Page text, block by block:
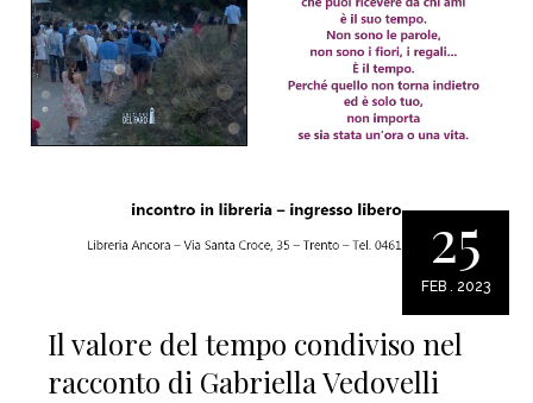
25
FEB . 2023
Il valore del tempo condiviso nel
racconto di Gabriella Vedovelli